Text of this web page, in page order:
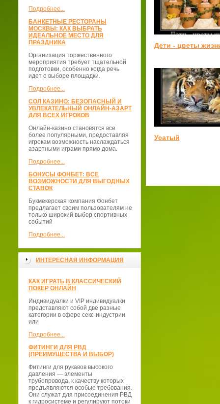
Подробнее...
БАНКЕТНЫЕ РЕСТОРАНЫ
МОСКВЫ: КАК ВЫБРАТЬ
ИДЕАЛЬНОЕ МЕСТО ДЛЯ
ПРАЗДНИКА
Организация торжественного
мероприятия требует тщательной
подготовки, особенно когда речь
идет о выборе площадки.
Подробнее...
СОЛ КАЗИНО: БЕЗОПАСНЫЙ И
УВЛЕКАТЕЛЬНЫЙ ОНЛАЙН-АЗАРТ
ДЛЯ ВСЕХ ИГРОКОВ
Онлайн-казино становятся все
более популярными, предоставляя
игрокам возможность наслаждаться
азартными играми прямо дома.
Подробнее...
БОНУСЫ ФОНБЕТ: ВСЕ
ВОЗМОЖНОСТИ ДЛЯ ВЫГОДНЫХ
СТАВОК
Букмекерская компания Фонбет
предлагает своим пользователям не
только широкий выбор спортивных
событий
Подробнее...
ИНТЕРЕСНАЯ ИНФОРМАЦИЯ
КАК ИГРАТЬ В КЛАССИЧЕСКИЙ
ПОКЕР ОНЛАЙН
Индивидуалки и VIP индивидуалки
представляют собой две разные
категории в сфере секс-индустрии
или
Подробнее...
ФИТИНГИ ДЛЯ РВД
(ПРЕИМУЩЕСТВА И ВЫБОР)
Фитинги для рукавов высокого
давления — элементы
трубопровода, к качеству которых
предъявляются особые требования.
Они служат для присоединения РВД
к гидросистеме и регулируют потоки
Дети - цветы
Усатый